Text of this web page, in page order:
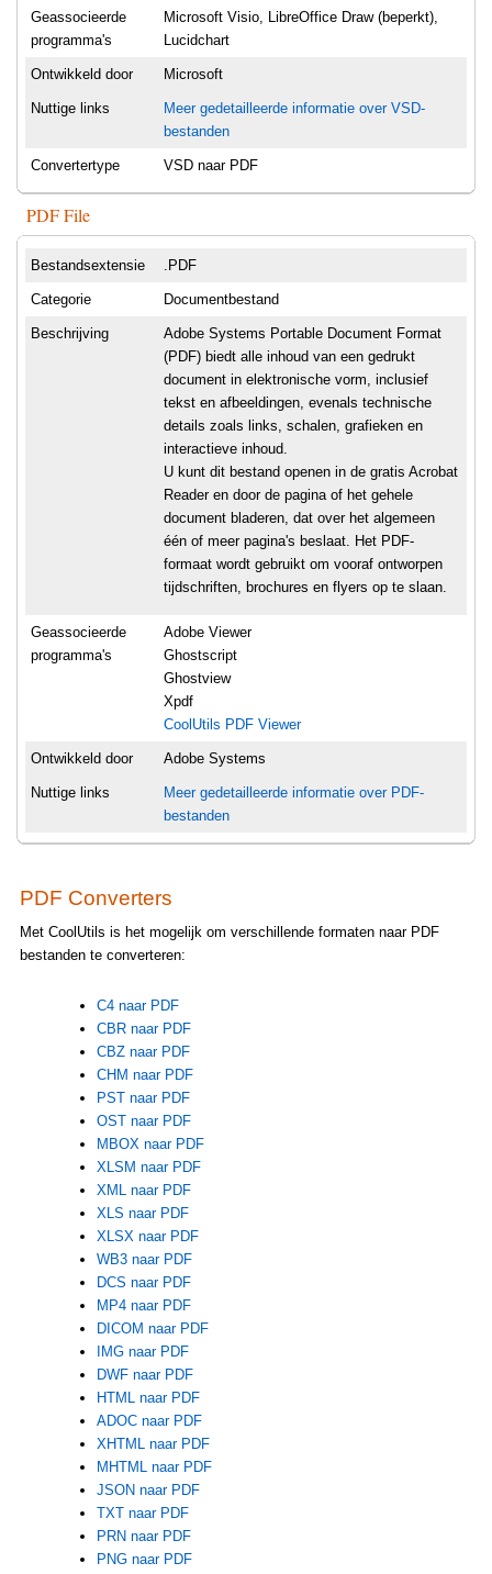
Geassocieerde
programma's
Microsoft Visio, LibreOffice Draw (beperkt),
Lucidchart
Ontwikkeld door Microsoft
Nuttige links
Meer gedetailleerde informatie over VSD-
bestanden
Convertertype VSD naar PDF
PDF File
Bestandsextensie .PDF
Categorie Documentbestand
Beschrijving
Adobe Systems Portable Document Format
(PDF) biedt alle inhoud van een gedrukt
document in elektronische vorm, inclusief
tekst en afbeeldingen, evenals technische
details zoals links, schalen, grafieken en
interactieve inhoud.
U kunt dit bestand openen in de gratis Acrobat
Reader en door de pagina of het gehele
document bladeren, dat over het algemeen
één of meer pagina's beslaat. Het PDF-
formaat wordt gebruikt om vooraf ontworpen
tijdschriften, brochures en flyers op te slaan.
Geassocieerde
programma's
Adobe Viewer
Ghostscript
Ghostview
Xpdf
CoolUtils PDF Viewer
Ontwikkeld door Adobe Systems
Nuttige links
Meer gedetailleerde informatie over PDF-
bestanden
PDF Converters
Met CoolUtils is het mogelijk om verschillende formaten naar PDF
bestanden te converteren:
C4 naar PDF
CBR naar PDF
CBZ naar PDF
CHM naar PDF
PST naar PDF
OST naar PDF
MBOX naar PDF
XLSM naar PDF
XML naar PDF
XLS naar PDF
XLSX naar PDF
WB3 naar PDF
DCS naar PDF
MP4 naar PDF
DICOM naar PDF
IMG naar PDF
DWF naar PDF
HTML naar PDF
ADOC naar PDF
XHTML naar PDF
MHTML naar PDF
JSON naar PDF
TXT naar PDF
PRN naar PDF
PNG naar PDF